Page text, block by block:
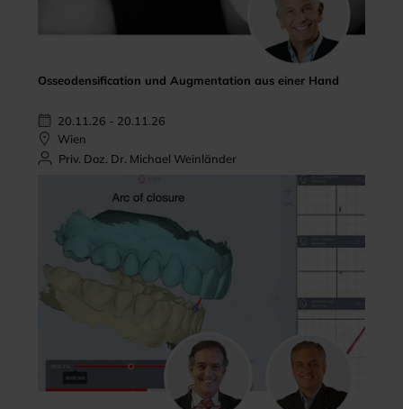
Osseodensification und Augmentation aus einer Hand
20.11.26 - 20.11.26
Wien
Priv. Doz. Dr. Michael Weinländer